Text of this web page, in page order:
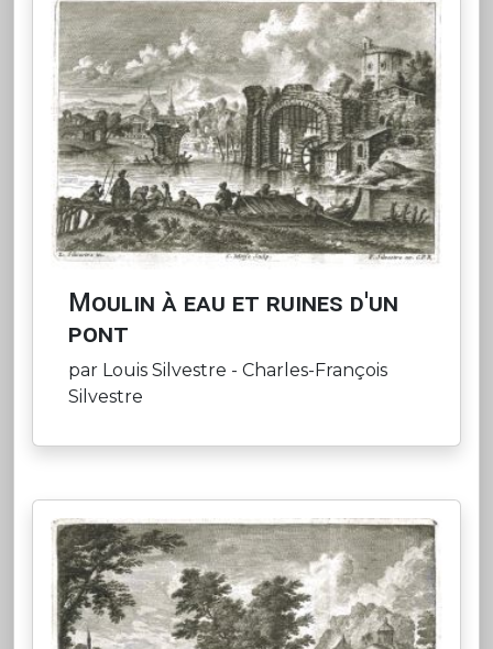
Moulin à eau et ruines d'un
pont
par Louis Silvestre - Charles-François
Silvestre